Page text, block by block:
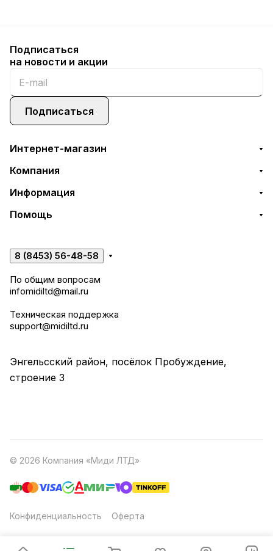
Подписаться
на новости и акции
Подписаться
Интернет-магазин
Компания
Информация
Помощь
8 (8453) 56-48-58
По общим вопросам
infomidiltd@mail.ru
Техническая поддержка
support@midiltd.ru
Энгельсский район, посёлок Пробуждение,
строение 3
© 2026 Компания «Миди ЛТД»
Конфиденциальность Оферта